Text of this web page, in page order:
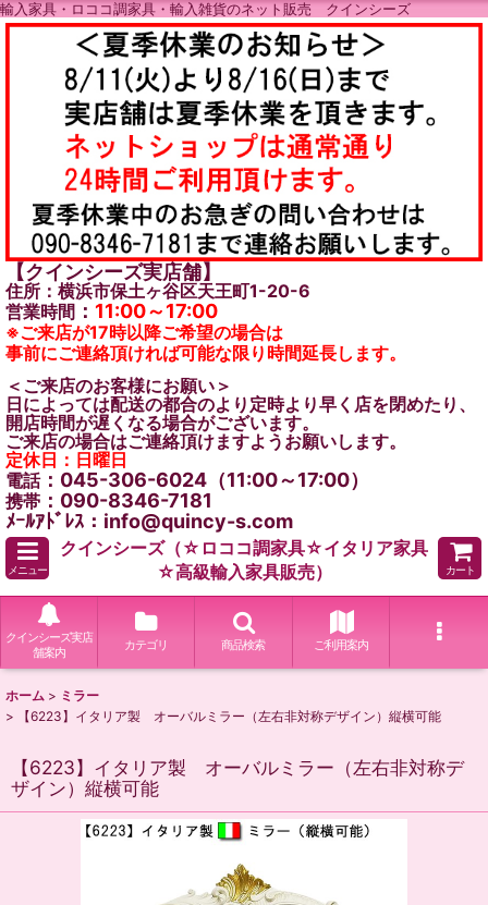
輸入家具・ロココ調家具・輸入雑貨のネット販売 クインシーズ
【クインシーズ実店舗】
住所：横浜市保土ヶ谷区天王町1-20-6
営業時間 ： 11:00～17:00
※ご来店が17時以降ご希望の場合は
事前にご連絡頂ければ可能な限り時間延長します。
＜ご来店のお客様にお願い＞
日によっては配送の都合のより定時より早く店を閉めたり、
開店時間が遅くなる場合がございます。
ご来店の場合はご連絡頂けますようお願いします。
定休日：日曜日
電話：045-306-6024（11:00～17:00）
携帯 ：090-8346-7181
ﾒｰﾙｱﾄﾞﾚｽ：info@quincy-s.com
メニュー
クインシーズ（☆ロココ調家具☆イタリア家具
☆高級輸入家具販売）
カート
クインシーズ実店
舗案内
カテゴリ 商品検索 ご利用案内
ホーム > ミラー
>
【6223】イタリア製 オーバルミラー（左右非対称デザイン）縦横可能
【6223】イタリア製 オーバルミラー（左右非対称デ
ザイン）縦横可能